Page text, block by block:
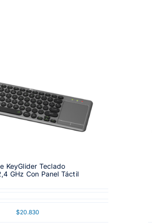
KeyGlider Teclado
GHz Con Panel Táctil
$20.830